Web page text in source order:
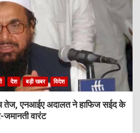
देश बड़ी खबर विदेश
तेज, एनआईए अदालत ने हाफिज सईद के
जमानती वारंट